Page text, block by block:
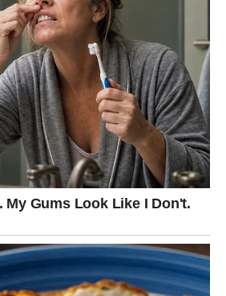
i niste uzalud ostali
budi, a prošlost gubi
da se bori za pažnju. Naredni dani
odnosa (ako je partner bio
neodlučan), ili dolazak osobe koja
mu je dugo falilo: sigurnost,
je i iznenadno javljanje nekoga iz
Lav gleda drugačije: ne iz